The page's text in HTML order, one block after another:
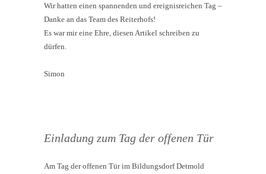
Wir hatten einen spannenden und ereignisreichen Tag –
Danke an das Team des Reiterhofs!
Es war mir eine Ehre, diesen Artikel schreiben zu
dürfen.
Simon
Einladung zum Tag der offenen Tür
Am Tag der offenen Tür im Bildungsdorf Detmold